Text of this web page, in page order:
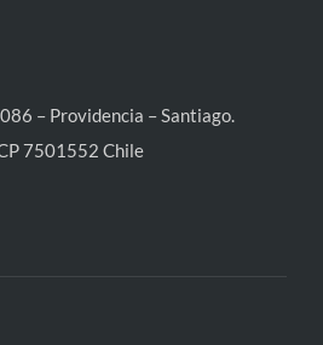
– Providencia – Santiago.
7501552 Chile